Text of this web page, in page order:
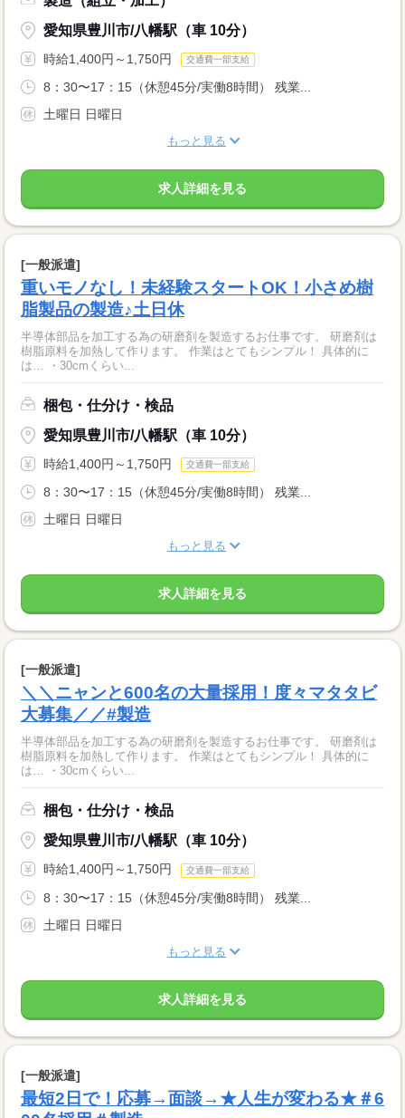
愛知県豊川市/八幡駅（車 10分）
時給1,400円～1,750円 交通費一部支給
8：30〜17：15（休憩45分/実働8時間） 残業...
土曜日 日曜日
もっと見る
求人詳細を見る
[一般派遣]
重いモノなし！未経験スタートOK！小さめ樹
脂製品の製造♪土日休
半導体部品を加工する為の研磨剤を製造するお仕事です。 研磨剤は
樹脂原料を加熱して作ります。 作業はとてもシンプル！ 具体的に
は… ・30cmくらい...
梱包・仕分け・検品
愛知県豊川市/八幡駅（車 10分）
時給1,400円～1,750円 交通費一部支給
8：30〜17：15（休憩45分/実働8時間） 残業...
土曜日 日曜日
もっと見る
求人詳細を見る
[一般派遣]
＼＼ニャンと600名の大量採用！度々マタタビ
大募集／／#製造
半導体部品を加工する為の研磨剤を製造するお仕事です。 研磨剤は
樹脂原料を加熱して作ります。 作業はとてもシンプル！ 具体的に
は… ・30cmくらい...
梱包・仕分け・検品
愛知県豊川市/八幡駅（車 10分）
時給1,400円～1,750円 交通費一部支給
8：30〜17：15（休憩45分/実働8時間） 残業...
土曜日 日曜日
もっと見る
求人詳細を見る
[一般派遣]
最短2日で！応募→面談→★人生が変わる★＃6